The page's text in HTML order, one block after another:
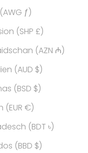
ƒ)
(SHP £)
(AZN ₼)
(AUD $)
(BSD $)
(EUR €)
(BDT ৳)
(BBD $)
die
eine
Die perfekte
dieses